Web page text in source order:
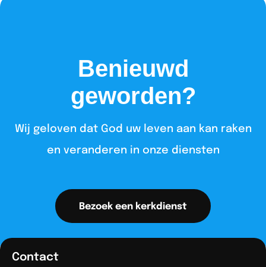
Benieuwd
geworden?
Wij geloven dat God uw leven aan kan raken
en veranderen in onze diensten​
Bezoek een kerkdienst
Contact